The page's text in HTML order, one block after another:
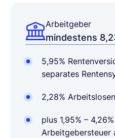
Arbeitgeber
mindestens
5,95%
separates
2,28%
plus 1,95% –
Arbeitgebersteuer